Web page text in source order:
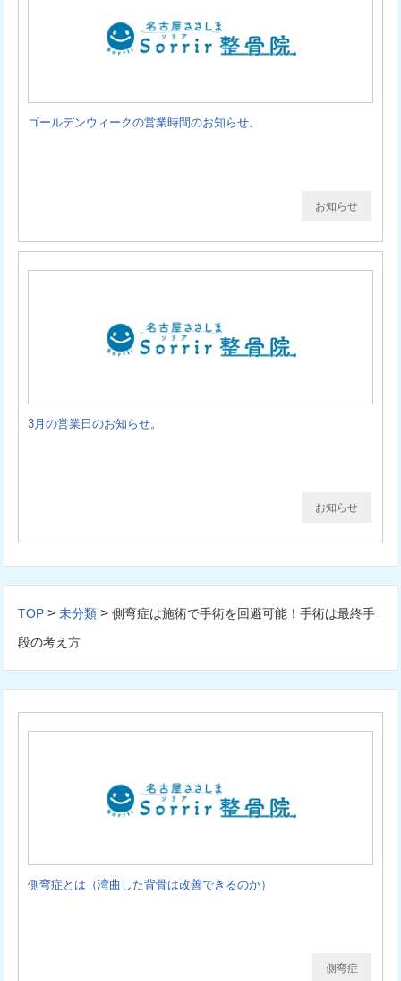
ゴールデンウィークの営業時間のお知らせ。
お知らせ
3月の営業日のお知らせ。
お知らせ
TOP >未分類 >側弯症は施術で手術を回避可能！手術は最終手
段の考え方
側弯症とは（湾曲した背骨は改善できるのか）
側弯症